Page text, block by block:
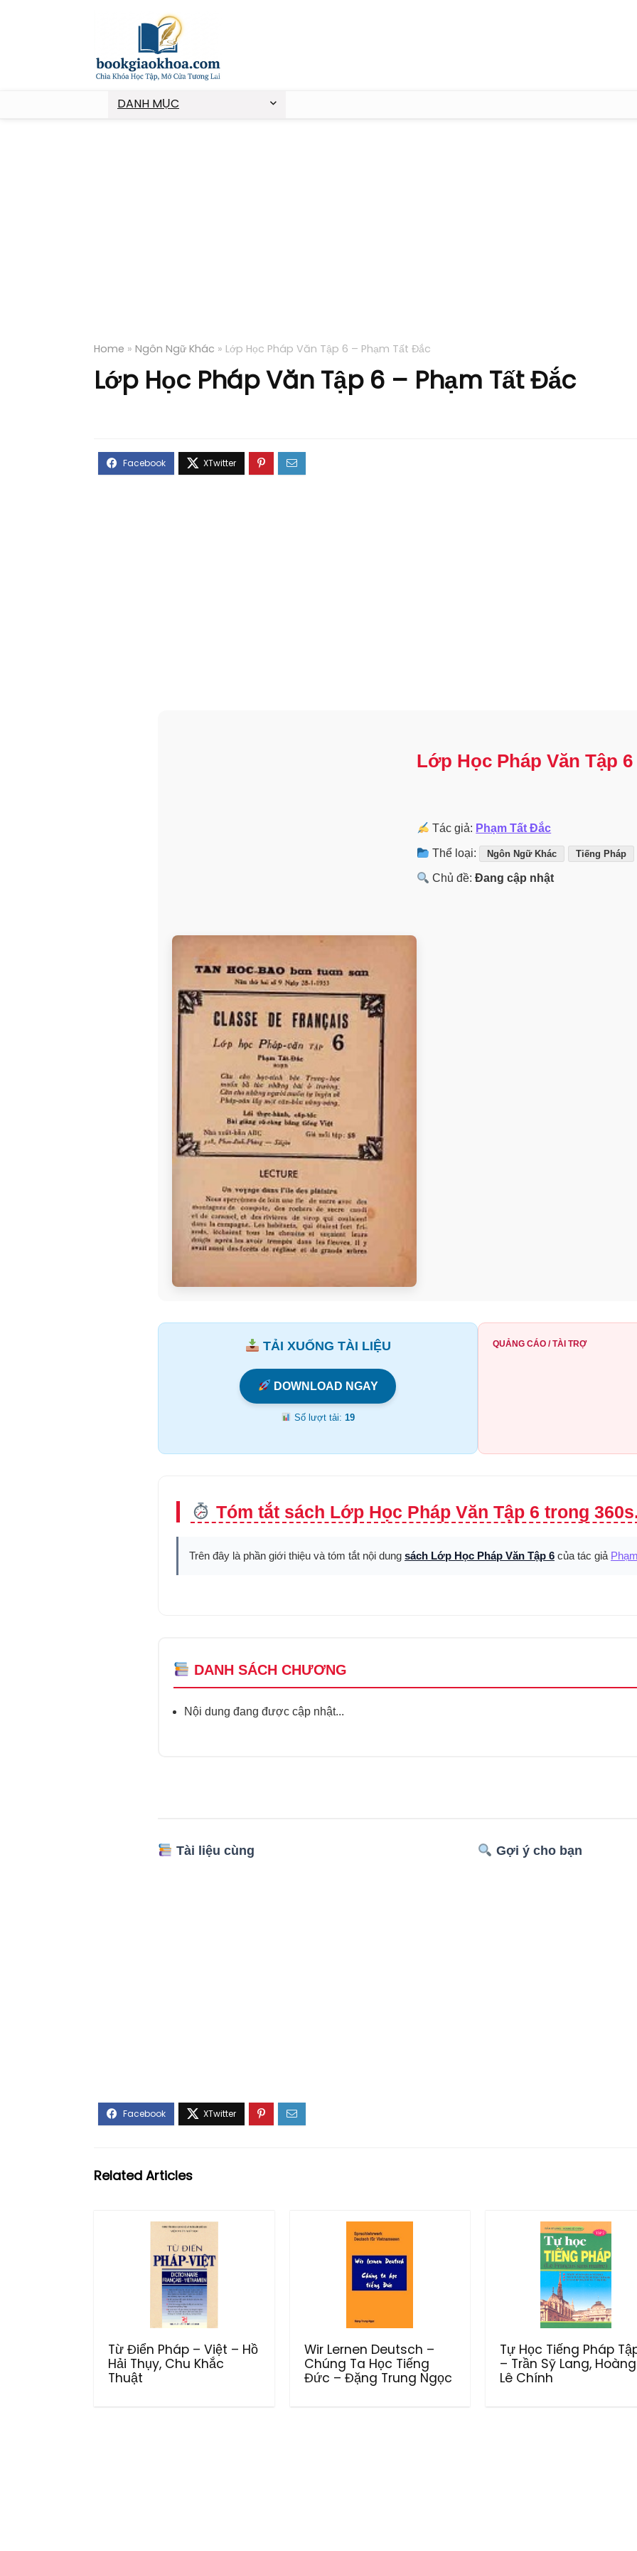
DANH MỤC
Home » Ngôn Ngữ Khác » Lớp Học Pháp Văn Tập 6 – Phạm Tất Đắc
Lớp Học Pháp Văn Tập 6 – Phạm Tất Đắc
Lớp Học Pháp Văn Tập 6
Tác giả: Phạm Tất Đắc
Thể loại: Ngôn Ngữ Khác Tiếng Pháp
Chủ đề:Đang cập nhật
TẢI XUỐNG TÀI LIỆU
DOWNLOAD NGAY
Số lượt tải: 19
QUẢNG CÁO / TÀI TRỢ
Tóm tắt sách Lớp Học Pháp Văn Tập 6 trong
Trên đây là phần giới thiệu và tóm tắt nội dung sách Lớp Học Pháp Văn Tập 6 của tác giả
DANH SÁCH CHƯƠNG
Nội dung đang được cập nhật...
Tài liệu cùng Gợi ý cho bạn
Related Articles
Từ Điển Pháp – Việt – Hồ
Hải Thụy, Chu Khắc
Thuật
Wir Lernen Deutsch –
Chúng Ta Học Tiếng
Đức – Đặng Trung Ngọc
Tự Học Tiếng Pháp
– Trần Sỹ Lang, Hoàng
Lê Chính